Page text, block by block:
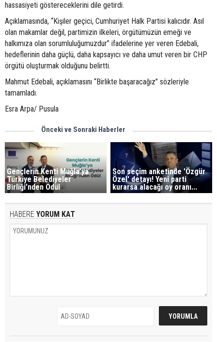
hassasiyeti göstereceklerini dile getirdi.
Açıklamasında, “Kişiler geçici, Cumhuriyet Halk Partisi kalıcıdır. Asıl
olan makamlar değil, partimizin ilkeleri, örgütümüzün emeği ve
halkımıza olan sorumluluğumuzdur” ifadelerine yer veren Edebali,
hedeflerinin daha güçlü, daha kapsayıcı ve daha umut veren bir CHP
örgütü oluşturmak olduğunu belirtti.
Mahmut Edebali, açıklamasını “Birlikte başaracağız” sözleriyle
tamamladı.
Esra Arpa/ Pusula
Önceki ve Sonraki Haberler
Gençlerin Kenti Muğla’ya
Türkiye Belediyeler
Birliği’nden Ödül
Son seçim anketinde 'Özgür
Özel' detayı! Yeni parti
kurarsa alacağı oy oranı...
HABERE YORUM KAT